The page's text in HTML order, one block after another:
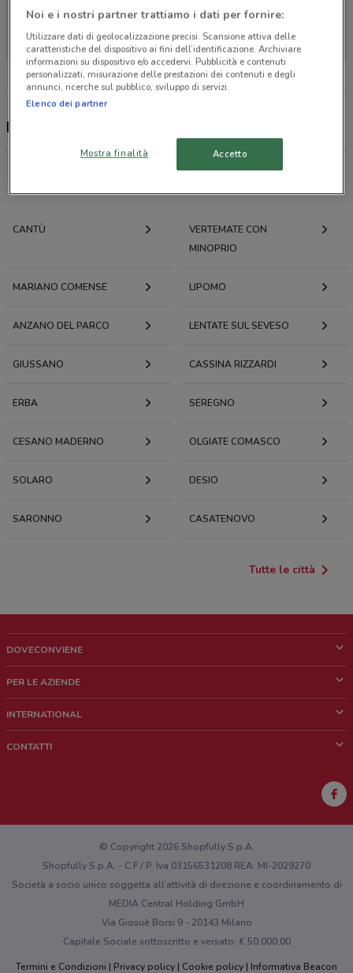
Non ci sono negozi nelle vicinanze
Best Friend, offerte e negozi
CANTÙ
VERTEMATE CON
MINOPRIO
MARIANO COMENSE LIPOMO
ANZANO DEL PARCO LENTATE SUL SEVESO
GIUSSANO CASSINA RIZZARDI
ERBA SEREGNO
CESANO MADERNO OLGIATE COMASCO
SOLARO DESIO
SARONNO CASATENOVO
Tutte le città
DOVECONVIENE
Chi siamo
Lavora con noi
PER LE AZIENDE
Richieste commerciali e marketing
INTERNATIONAL
CONTATTI
Hai un malfunzionamento sul web o sull'app?
© Copyright 2026 Shopfully S.p.A.
Shopfully S.p.A. - C.F / P. Iva 03156531208 REA: MI-2029270
Società a socio unico soggetta all’attività di direzione e coordinamento di
MEDIA Central Holding GmbH
Via Giosuè Borsi 9 - 20143 Milano
Capitale Sociale sottoscritto e versato: € 50.000,00
Termini e Condizioni
Privacy policy Cookie policy Informativa Beacon
Noi e i nostri partner trattiamo i dati per fornire:
Utilizzare dati di geolocalizzazione precisi. Scansione attiva delle
caratteristiche del dispositivo ai fini dell’identificazione. Archiviare
informazioni su dispositivo e/o accedervi. Pubblicità e contenuti
personalizzati, misurazione delle prestazioni dei contenuti e degli
annunci, ricerche sul pubblico, sviluppo di servizi.
Elenco dei partner
Mostra finalità Accetto